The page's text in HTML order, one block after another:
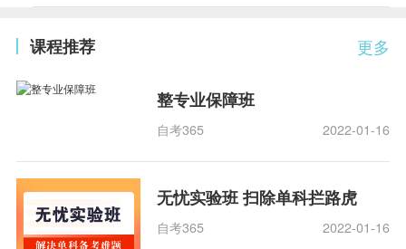
更多
课程推荐
整专业保障班
自考365 2022-01-16
无忧实验班 扫除单科拦路虎
自考365 2022-01-16